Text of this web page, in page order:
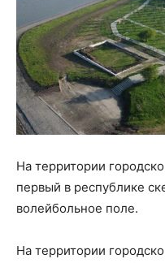
На территории
первый в республике
волейбольное поле.
На территории